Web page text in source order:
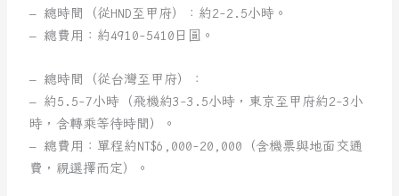
– 總時間（從HND至甲府）：約2-2.5小時。
– 總費用：約4910-5410日圓。
– 總時間（從台灣至甲府）：
– 約5.5-7小時（飛機約3-3.5小時，東京至甲府約2-3小
時，含轉乘等待時間）。
– 總費用：單程約NT$6,000-20,000（含機票與地面交通
費，視選擇而定）。